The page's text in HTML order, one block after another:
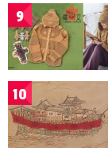
9
10